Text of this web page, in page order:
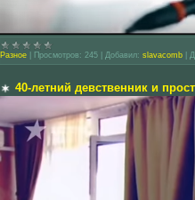
Разное Просмотров: 245 Добавил: slavacomb
40-летний девственник и